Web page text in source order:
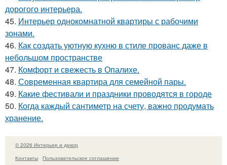
дорогого интерьера.
45. Интерьер однокомнатной квартиры с рабочими
зонами.
46. Как создать уютную кухню в стиле прованс даже в
небольшом пространстве
47. Комфорт и свежесть в Опалихе.
48. Современная квартира для семейной пары.
49. Какие фестивали и праздники проводятся в городе
50. Когда каждый сантиметр на счету, важно продумать
хранение.
© 2026 Интерьер и декор
Контакты
Пользовательское соглашение